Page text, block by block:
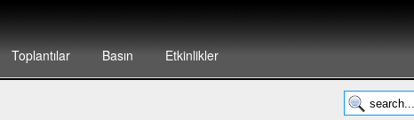
Toplantılar Basın Etkinlikler